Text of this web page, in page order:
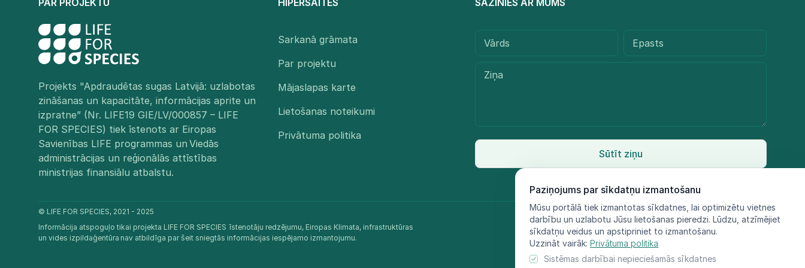
Paziņojums par sīkdatņu izmantošanu
Mūsu portālā tiek izmantotas sīkdatnes, lai optimizētu vietnes
darbību un uzlabotu Jūsu lietošanas pieredzi. Lūdzu, atzīmējiet
sīkdatņu veidus un apstipriniet to izmantošanu.
Uzzināt vairāk: Privātuma politika
Sistēmas darbībai nepieciešamās sīkdatnes
PAR PROJEKTU
Projekts "Apdraudētas sugas Latvijā: uzlabotas
zināšanas un kapacitāte, informācijas aprite un
izpratne” (Nr. LIFE19 GIE/LV/000857 – LIFE
FOR SPECIES) tiek īstenots ar Eiropas
Savienības LIFE programmas un Viedās
administrācijas un reģionālās attīstības
ministrijas finansiālu atbalstu.​
HIPERSAITES
Sarkanā grāmata
Par projektu
Mājaslapas karte
Lietošanas noteikumi
Privātuma politika
SAZINIES AR MUMS
Sūtīt ziņu
© LIFE FOR SPECIES, 2021 - 2025
Informācija atspoguļo tikai projekta LIFE FOR SPECIES īstenotāju redzējumu, Eiropas Klimata, infrastruktūras
un vides izpildaģentūra nav atbildīga par šeit sniegtās informācijas iespējamo izmantojumu.​